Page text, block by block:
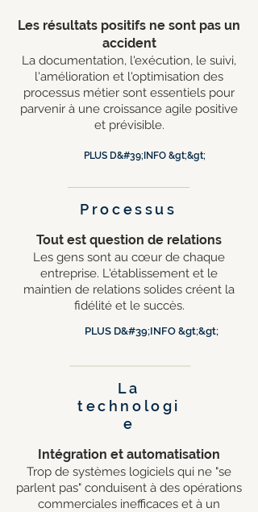
PLUS D&#39;INFO &gt;&gt;
Processus
PLUS D&#39;INFO &gt;&gt;
Tout est question de relations
Les gens sont au cœur de chaque
entreprise. L'établissement et le
maintien de relations solides créent la
fidélité et le succès.
Les résultats positifs ne sont pas un
accident
La documentation, l'exécution, le suivi,
l'amélioration et l'optimisation des
processus métier sont essentiels pour
parvenir à une croissance agile positive
et prévisible.
La
technologi
e
Intégration et automatisation
Trop de systèmes logiciels qui ne "se
parlent pas" conduisent à des opérations
commerciales inefficaces et à un